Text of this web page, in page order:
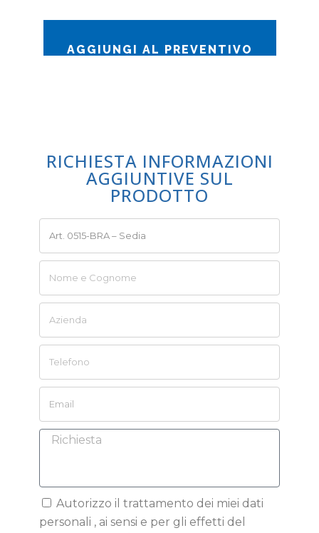
AGGIUNGI AL PREVENTIVO
RICHIESTA INFORMAZIONI
AGGIUNTIVE SUL
PRODOTTO
Autorizzo il trattamento dei miei dati
personali , ai sensi e per gli effetti del